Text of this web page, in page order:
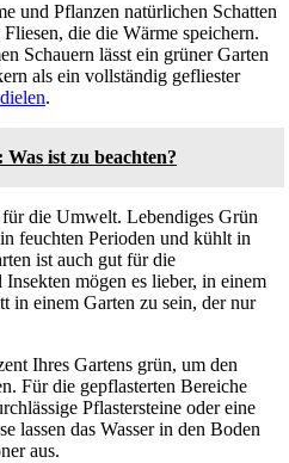
und Pflanzen natürlichen Schatten
die die Wärme speichern.
Schauern lässt ein grüner Garten
als ein vollständig gefliester
.
ist zu beachten?
die Umwelt. Lebendiges Grün
feuchten Perioden und kühlt in
ist auch gut für die
mögen es lieber, in einem
in einem Garten zu sein, der nur
Ihres Gartens grün, um den
Für die gepflasterten Bereiche
Pflastersteine oder eine
lassen das Wasser in den Boden
aus.